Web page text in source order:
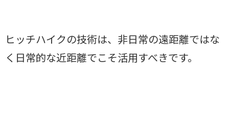
ヒッチハイクの技術は、非日常の遠距離ではな
く日常的な近距離でこそ活用すべきです。